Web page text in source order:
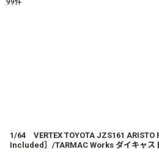
99件
1/64 VERTEX TOYOTA JZS161 ARISTO
Included］/TARMAC Works ダイキャス